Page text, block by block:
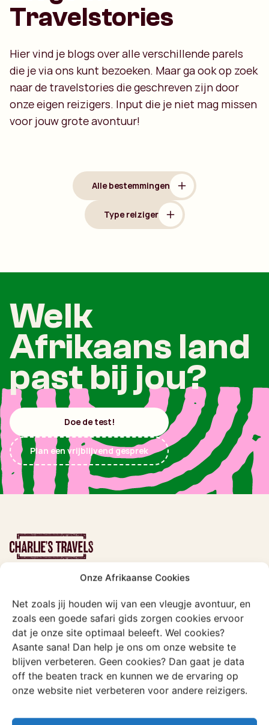
Onze Afrikaanse Cookies
Net zoals jij houden wij van een vleugje avontuur, en
zoals een goede safari gids zorgen cookies ervoor
dat je onze site optimaal beleeft. Wel cookies?
Asante sana! Dan help je ons om onze website te
blijven verbeteren. Geen cookies? Dan gaat je data
off the beaten track en kunnen we de ervaring op
onze website niet verbeteren voor andere reizigers.
Travelstories
Hier vind je blogs over alle verschillende parels
die je via ons kunt bezoeken. Maar ga ook op zoek
naar de travelstories die geschreven zijn door
onze eigen reizigers. Input die je niet mag missen
voor jouw grote avontuur!
Alle bestemmingen
Type reiziger
Welk
Afrikaans land
past bij jou?
Doe de test!
Plan een vrijblijvend gesprek
Type reizen
Lustrumreis
Familiereis
Vriendenreis
Solo groepsreis
Lovebirds